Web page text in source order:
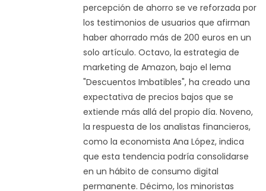
percepción de ahorro se ve reforzada por
los testimonios de usuarios que afirman
haber ahorrado más de 200 euros en un
solo artículo. Octavo, la estrategia de
marketing de Amazon, bajo el lema
"Descuentos Imbatibles", ha creado una
expectativa de precios bajos que se
extiende más allá del propio día. Noveno,
la respuesta de los analistas financieros,
como la economista Ana López, indica
que esta tendencia podría consolidarse
en un hábito de consumo digital
permanente. Décimo, los minoristas